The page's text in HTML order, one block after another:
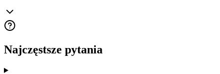
Najczęstsze pytania